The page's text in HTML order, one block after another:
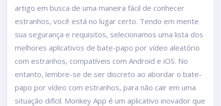
artigo em busca de uma maneira fácil de conhecer
estranhos, você está no lugar certo. Tendo em mente
sua segurança e requisitos, selecionamos uma lista dos
melhores aplicativos de bate-papo por vídeo aleatório
com estranhos, compatíveis com Android e iOS. No
entanto, lembre-se de ser discreto ao abordar o bate-
papo por vídeo com estranhos, para não cair em uma
situação difícil. Monkey App é um aplicativo inovador que